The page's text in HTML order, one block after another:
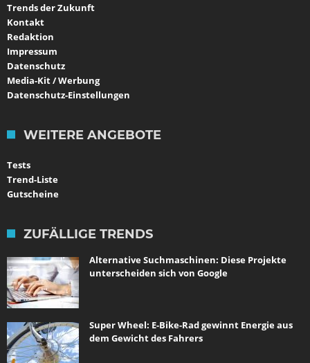
Trends der Zukunft
Kontakt
Redaktion
Impressum
Datenschutz
Media-Kit / Werbung
Datenschutz-Einstellungen
WEITERE ANGEBOTE
Tests
Trend-Liste
Gutscheine
ZUFÄLLIGE TRENDS
Alternative Suchmaschinen: Diese Projekte
unterscheiden sich von Google
Super Wheel: E-Bike-Rad gewinnt Energie aus
dem Gewicht des Fahrers